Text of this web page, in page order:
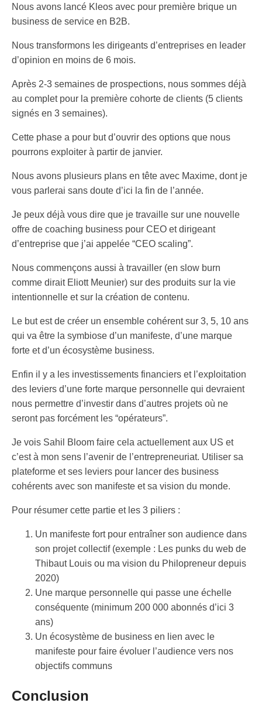
Nous avons lancé Kleos avec pour première brique un
business de service en B2B.
Nous transformons les dirigeants d’entreprises en leader
d’opinion en moins de 6 mois.
Après 2-3 semaines de prospections, nous sommes déjà
au complet pour la première cohorte de clients (5 clients
signés en 3 semaines).
Cette phase a pour but d’ouvrir des options que nous
pourrons exploiter à partir de janvier.
Nous avons plusieurs plans en tête avec Maxime, dont je
vous parlerai sans doute d’ici la fin de l’année.
Je peux déjà vous dire que je travaille sur une nouvelle
offre de coaching business pour CEO et dirigeant
d’entreprise que j’ai appelée “CEO scaling”.
Nous commençons aussi à travailler (en slow burn
comme dirait Eliott Meunier) sur des produits sur la vie
intentionnelle et sur la création de contenu.
Le but est de créer un ensemble cohérent sur 3, 5, 10 ans
qui va être la symbiose d’un manifeste, d’une marque
forte et d’un écosystème business.
Enfin il y a les investissements financiers et l’exploitation
des leviers d’une forte marque personnelle qui devraient
nous permettre d’investir dans d’autres projets où ne
seront pas forcément les “opérateurs”.
Je vois Sahil Bloom faire cela actuellement aux US et
c’est à mon sens l’avenir de l’entrepreneuriat. Utiliser sa
plateforme et ses leviers pour lancer des business
cohérents avec son manifeste et sa vision du monde.
Pour résumer cette partie et les 3 piliers :
Un manifeste fort pour entraîner son audience dans
son projet collectif (exemple : Les punks du web de
Thibaut Louis ou ma vision du Philopreneur depuis
2020)
Une marque personnelle qui passe une échelle
conséquente (minimum 200 000 abonnés d’ici 3
ans)
Un écosystème de business en lien avec le
manifeste pour faire évoluer l’audience vers nos
objectifs communs
Conclusion